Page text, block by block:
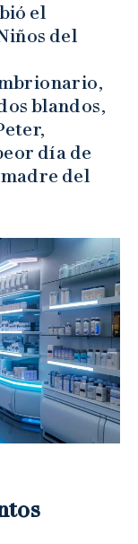
el
del
blandos,
día de
del